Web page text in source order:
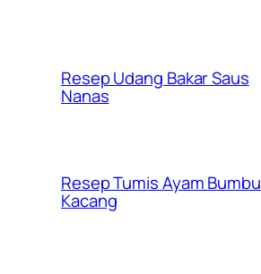
Resep Udang Bakar Saus
Nanas
Resep Tumis Ayam Bumbu
Kacang